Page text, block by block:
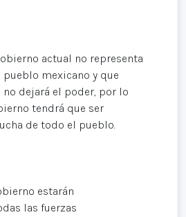
actual no representa
mexicano y que
dejará el poder, por lo
tendrá que ser
de todo el pueblo.
estarán
las fuerzas